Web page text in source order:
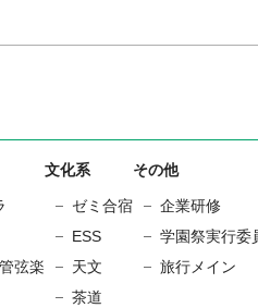
弦楽
文化系
ゼミ合宿
ESS
天文
茶道
その他
企業研修
学園祭実行委
旅行メイン